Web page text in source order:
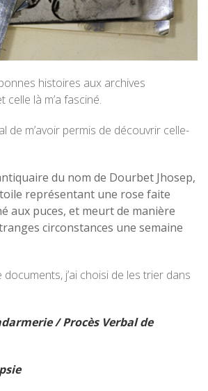
histoires aux archives
là m’a fasciné.
de m’avoir permis de découvrir celle-
du nom de Dourbet Jhosep,
représentant une rose faite
aux puces, et meurt de manière
circonstances une semaine
documents, j’ai choisi de les trier dans
/ Procès Verbal de